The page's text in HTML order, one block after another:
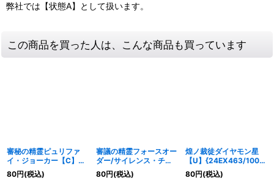
弊社では【状態A】として扱います。
この商品を買った人は、こんな商品も買っています
審秘の精霊ピュリファ
イ・ジョーカー【C】
{24EX485/100}《水》
80円(税込)
審議の精霊フォースオー
ダー/サイレンス・チャ
ージャー【U】
{24EX461/100}《光》
80円(税込)
煌ノ裁徒ダイヤモン星
【U】{24EX463/100}
《光》
80円(税込)